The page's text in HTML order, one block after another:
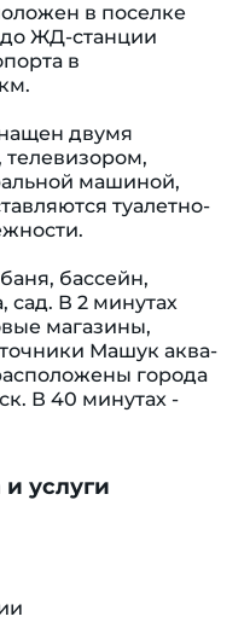
в поселке
ЖД-станции
в
двумя
машиной,
туалетно-
бассейн,
сад. В 2 минутах
магазины,
Машук аква-
города
В 40 минутах -
услуги